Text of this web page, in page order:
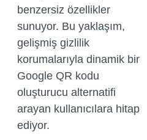
benzersiz özellikler
sunuyor. Bu yaklaşım,
gelişmiş gizlilik
korumalarıyla dinamik bir
Google QR kodu
oluşturucu alternatifi
arayan kullanıcılara hitap
ediyor.